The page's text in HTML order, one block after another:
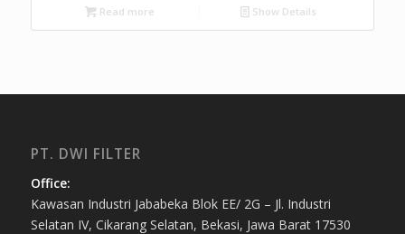
Read more Show Details
PT. DWI FILTER
Office:
Kawasan Industri Jababeka Blok EE/ 2G – Jl. Industri
Selatan IV, Cikarang Selatan, Bekasi, Jawa Barat 17530